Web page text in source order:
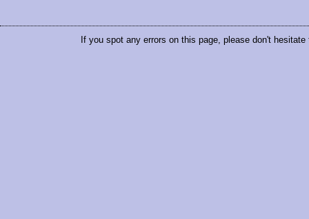
If you spot any errors on this page, please don't